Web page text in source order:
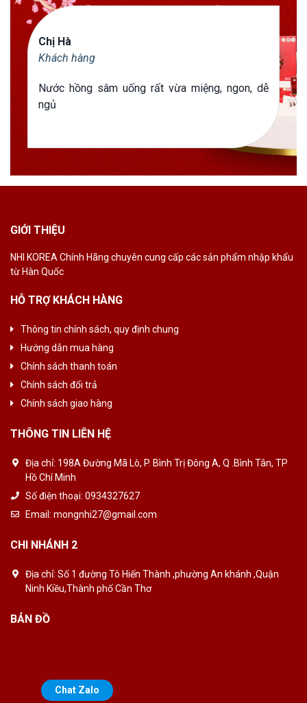
Chị Hà
Khách hàng
Nước hồng sâm uống rất vừa miệng, ngon, dễ
ngủ
GIỚI THIỆU
NHI KOREA Chính Hãng chuyên cung cấp các sản phẩm nhập khẩu
từ Hàn Quốc
Chat Zalo
HỖ TRỢ KHÁCH HÀNG
Thông tin chính sách, quy định chung
Hướng dẫn mua hàng
Chính sách thanh toán
Chính sách đổi trả
Chính sách giao hàng
THÔNG TIN LIÊN HỆ
Địa chỉ: 198A Đường Mã Lò, P. Bình Trị Đông A, Q .Bình Tân, TP
Hồ Chí Minh
Số điện thoại: 0934327627
Email: mongnhi27@gmail.com
CHI NHÁNH 2
Địa chỉ: Số 1 đường Tô Hiến Thành ,phường An khánh ,Quận
Ninh Kiều,Thành phố Cần Thơ
BẢN ĐỒ